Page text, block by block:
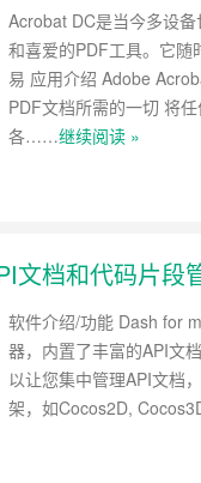
Acrobat DC是当今多设
和喜爱的PDF工具。它随
易 应用介绍 Adobe
PDF文档所需的一切 将
各……继续阅读 »
文档和代码片段
软件介绍/功能 Dash for
器，内置了丰富的API文
以让您集中管理API文档
架，如Cocos2D,